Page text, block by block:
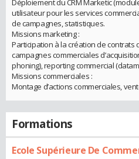
Déploiement du CRM Marketic
utilisateur pour les services
de campagnes, statistiques.
Missions marketing :
Participation à la création de contrats
campagnes commerciales
phoning), reporting commercial
Missions commerciales :
Montage d’actions commerciales,
Formations
Ecole Supérieure De